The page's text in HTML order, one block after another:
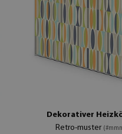
Dekorativer
Retro-muster